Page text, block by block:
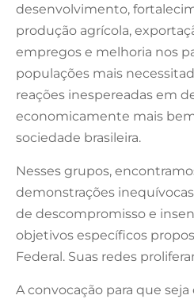
desenvolvimento,
produção agrícola,
empregos e melhoria nos
populações mais
reações inespereadas em
economicamente mais
sociedade brasileira.
Nesses grupos,
demonstrações
de descompromisso e
objetivos específicos
Federal. Suas redes
A convocação para que